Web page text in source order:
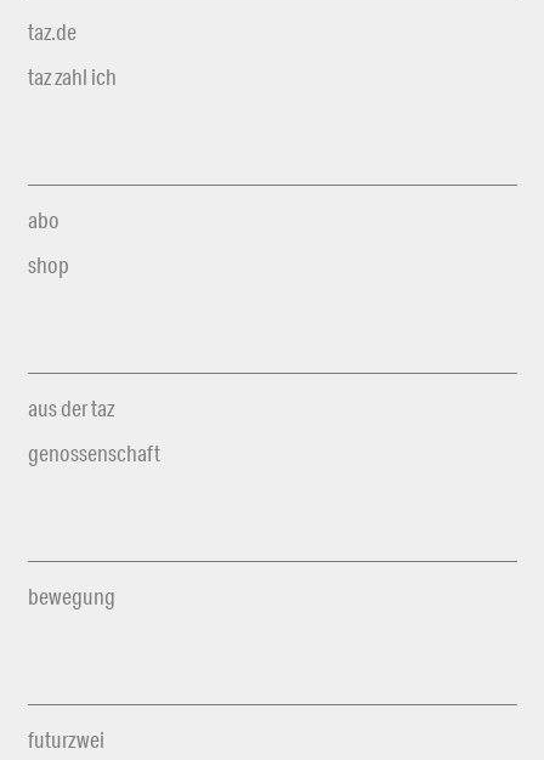
taz.de
taz zahl ich
abo
shop
aus der taz
genossenschaft
bewegung
futurzwei